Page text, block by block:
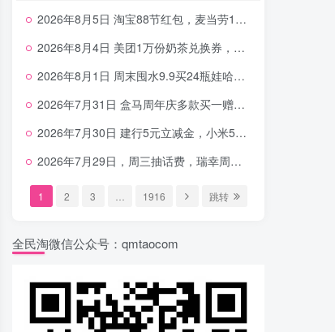
2026年8月5日 淘宝88节红包，麦当劳150万份柠檬水，三万份瑞幸免单，霸王9万份0.01券等
2026年8月4日 美团1万份奶茶兑换券，农行5E卡，中行支付超给利，美团领18个冰激凌，小米每天领2-6元等等
2026年8月1日 周末囤水9.9买24瓶娃哈哈，建行100元京东券，移动5元话费，麦当劳甜筒，交行立减金等
2026年7月31日 盒马周年庆多款买一赠一，饿了么拆红包，建行30立减金，农行领10元刷卡金等
2026年7月30日 建行5元立减金，小米5元，抢2500份爷爷不泡茶，闪购20-20，3元吃瑞幸咖啡等
2026年7月29日，周三抽话费，瑞幸周三免单，4.9元瑞幸咖啡，蜜雪兑换券，工行5元立减金等
1 2 3 1916 跳转
全民淘微信公众号：qmtaocom